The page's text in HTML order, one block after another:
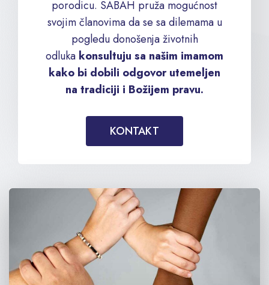
porodicu. SABAH pruža mogućnost
svojim članovima da se sa dilemama u
pogledu donošenja životnih
odluka konsultuju sa našim imamom
kako bi dobili odgovor utemeljen
na tradiciji i Božijem pravu.
KONTAKT